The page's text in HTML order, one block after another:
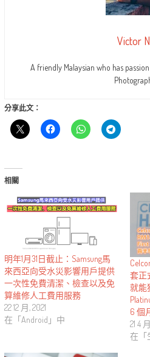
Victor
A friendly Malaysian who has
分享此文：
相關
明年1月31日截止：Samsung馬
來西亞向受水災影響用戶提供
一次性免費清潔、檢查以及免
算維修人工費用服務
22 12 月, 2021
在「Android」中
套正
就能
6 個
21 4
在「